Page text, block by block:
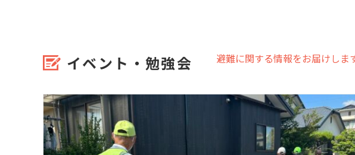
イベント・勉強会 避難に関する情報をお届けしま